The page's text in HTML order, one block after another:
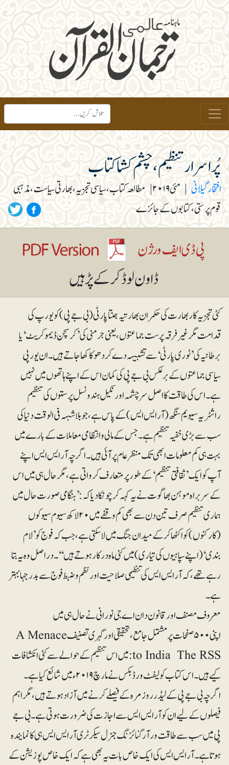
پُراسرار تنظیم ، چشم کشا کتاب
افتخار گیلانی مئی ۲۰۱۹ | مطالعہ کتاب، سیاسی تجزیہ، بھارتی سیاست، مذہبی
قوم پرستی، کتابوں کے جائزے
کئی تجزیہ کار بھارت کی حکمران بھارتیہ جنتا پارٹی (بی جے پی) کو یورپ کی
قدامت مگر غیر فرقہ پرست جماعتوں، یعنی جرمنی کی ’کرسچن ڈیموکریٹ‘ یا
برطانیہ کی ’ٹوری پارٹی‘ سے تشبیہہ دے کر دھوکا کھا جاتے ہیں۔ ان یورپی
سیاسی جماعتوں کے برعکس بی جے پی کی کمان اس کے اپنے ہاتھوں میں نہیں
ہے۔ اس کی طاقت کا اصل سرچشمہ اور نکیل ہندو نسل پرستوں کی تنظیم
راشٹریہ سیویم سنگھ (آرایس ایس)کے پاس ہے، جو بلاشبہہ فی الوقت دنیا کی
سب سے بڑی خفیہ تنظیم ہے۔ جس کے مالی وانتظامی معاملات کے بارے میں
بہت ہی کم معلومات ابھی تک منظر عام پر آئی ہیں۔ اگرچہ آر ایس ایس اپنے
آپ کو ایک ’ثقافتی تنظیم ‘کے طور پر متعارف کرواتی ہے، مگر حال ہی میں اس
کے سربراہ موہن بھاگوت نے یہ کہہ کر چونکا دیا کہ: ’ہنگامی صورت حا ل میں
ہماری تنظیم صرف تین دن سے بھی کم وقفے میں ۲۰لاکھ سیوم سیوکوں
(کارکنوں) کو اکٹھا کر کے میدان جنگ میں لا سکتی ہے، جب کہ فوج کو ’لام
بندی‘ (اپنے سپاہیوں کی تیاری) میں کئی ما ہ درکار ہوتے ہیں‘‘۔ دراصل وہ یہ بتا
رہے تھے، کہ آرایس ایس کی تنظیمی صلاحیت اور نظم و ضبط فوج سے بدرجہا بہتر
ہے۔
معروف مصنف اور قانون دان اے جی نورانی نے حال ہی میں
اپنی ۵۰۰صفحات پر مشتمل جامع، تحقیقی اور گہری تصنیف A Menace
to India The RSS:میں اس تنظیم کے حوالے سے کئی انکشافات
کیے ہیں۔ اس کتاب کو لیفٹ ورڈبکس نے مارچ ۲۰۱۹ء میں شائع کیا ہے۔
اگرچہ بی جے پی کے لیڈر روز مرہ کے فیصلے کرنے میں آزاد ہوتے ہیں، مگر اہم
فیصلوں کے لیے ان کوآرایس ایس سے اجازت کی ضرورت ہوتی ہے۔ بی جے
پی میں سب سے طاقت ور آرگنائزنگ جنرل سیکرٹری آر ایس ایس ہی کا نمایندہ
ہوتا ہے۔ آر ایس ایس کی ایک خاص بات یہ بھی ہے کہ ایک خاص پوزیشن کے